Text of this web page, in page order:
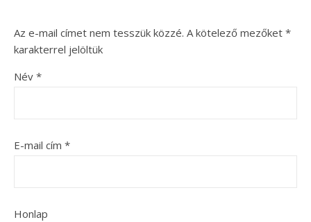
Az e-mail címet nem tesszük közzé. A kötelező mezőket *
karakterrel jelöltük
Név *
E-mail cím *
Honlap